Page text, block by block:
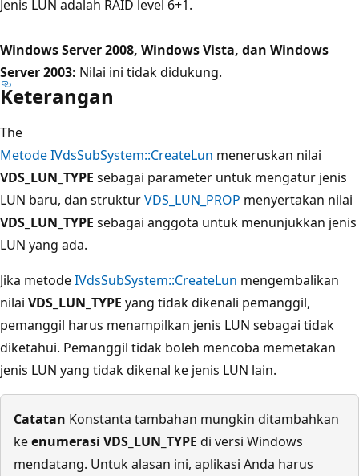
Jenis LUN adalah RAID level 6+1.
Windows Server 2008, Windows Vista, dan Windows
Server 2003: Nilai ini tidak didukung.
Keterangan
The
Metode IVdsSubSystem::CreateLun meneruskan nilai
VDS_LUN_TYPE sebagai parameter untuk mengatur jenis
LUN baru, dan strukturVDS_LUN_PROP menyertakan nilai
VDS_LUN_TYPE sebagai anggota untuk menunjukkan jenis
LUN yang ada.
Jika metodeIVdsSubSystem::CreateLun mengembalikan
nilai VDS_LUN_TYPE yang tidak dikenali pemanggil,
pemanggil harus menampilkan jenis LUN sebagai tidak
diketahui. Pemanggil tidak boleh mencoba memetakan
jenis LUN yang tidak dikenal ke jenis LUN lain.
Catatan Konstanta tambahan mungkin ditambahkan
keenumerasi VDS_LUN_TYPE di versi Windows
mendatang. Untuk alasan ini, aplikasi Anda harus